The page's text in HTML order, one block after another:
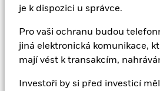
je k dispozici u správce.
Pro vaši ochranu budou
jiná elektronická komunikace,
mají vést k transakcím,
Investoři by si před investicí
může být přebytek uhrazen z
Další informace v tomto ohledu
nebo v dalších příslušných
fondu BlackRock.